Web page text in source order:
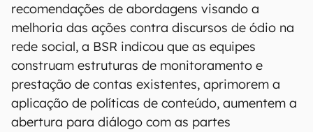
recomendações de abordagens visando a
melhoria das ações contra discursos de ódio na
rede social, a BSR indicou que as equipes
construam estruturas de monitoramento e
prestação de contas existentes, aprimorem a
aplicação de políticas de conteúdo, aumentem a
abertura para diálogo com as partes